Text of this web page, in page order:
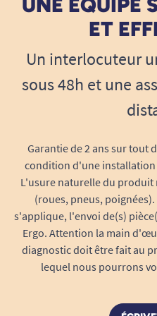
répétitives liées à la
un repère permanent
quotidien.
Idéale dans une
établissement
horloge trouve
différents espaces de
à une utilisation à
seniors, en EHPAD ou
Pourquoi choisir
pilotée avec
Cette horloge réunit
UNE ÉQUIPE
ET
Un interlocuteur
sous 48h et une
Garantie de 2 ans sur tout
condition d'une
L'usure naturelle du produit
(roues, pneus,
s'applique, l'envoi de(s)
Ergo. Attention la main
diagnostic doit être fait au
lequel nous pourrons